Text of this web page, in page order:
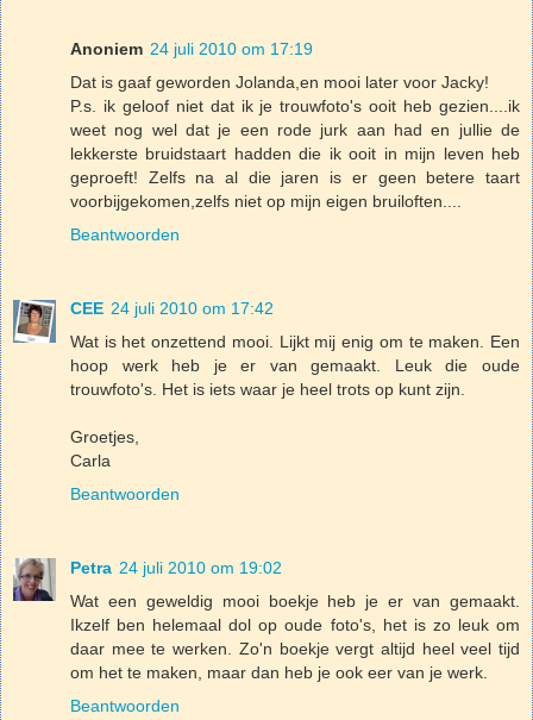
Anoniem 24 juli 2010 om 17:19
Dat is gaaf geworden Jolanda,en mooi later voor Jacky!
P.s. ik geloof niet dat ik je trouwfoto's ooit heb gezien....ik
weet nog wel dat je een rode jurk aan had en jullie de
lekkerste bruidstaart hadden die ik ooit in mijn leven heb
geproeft! Zelfs na al die jaren is er geen betere taart
voorbijgekomen,zelfs niet op mijn eigen bruiloften....
Beantwoorden
CEE 24 juli 2010 om 17:42
Wat is het onzettend mooi. Lijkt mij enig om te maken. Een
hoop werk heb je er van gemaakt. Leuk die oude
trouwfoto's. Het is iets waar je heel trots op kunt zijn.
Groetjes,
Carla
Beantwoorden
Petra 24 juli 2010 om 19:02
Wat een geweldig mooi boekje heb je er van gemaakt.
Ikzelf ben helemaal dol op oude foto's, het is zo leuk om
daar mee te werken. Zo'n boekje vergt altijd heel veel tijd
om het te maken, maar dan heb je ook eer van je werk.
Beantwoorden